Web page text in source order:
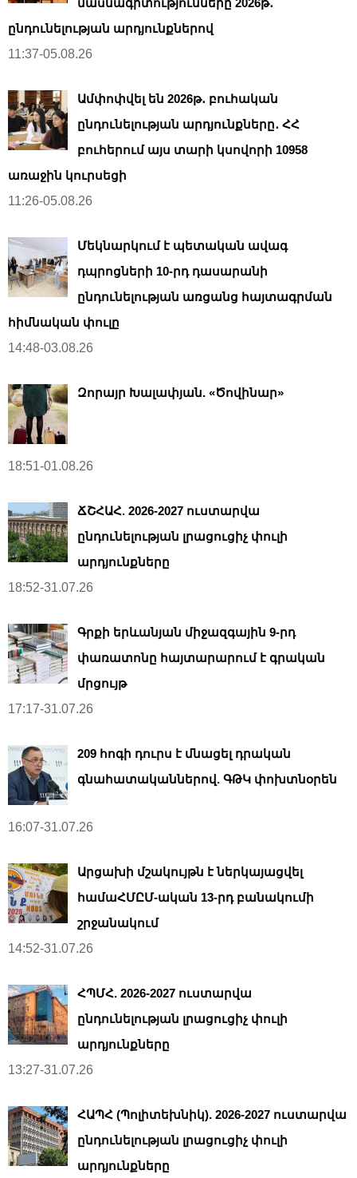
մասնագիտությունները 2026թ․
ընդունելության արդյունքներով
11:37-05.08.26
Ամփոփվել են 2026թ․ բուհական
ընդունելության արդյունքները․ ՀՀ
բուհերում այս տարի կսովորի 10958
առաջին կուրսեցի
11:26-05.08.26
Մեկնարկում է պետական ավագ
դպրոցների 10-րդ դասարանի
ընդունելության առցանց հայտագրման
հիմնական փուլը
14:48-03.08.26
Զորայր Խալափյան. «Ծովինար»
18:51-01.08.26
ՃՇՀԱՀ. 2026-2027 ուստարվա
ընդունելության լրացուցիչ փուլի
արդյունքները
18:52-31.07.26
Գրքի երևանյան միջազգային 9-րդ
փառատոնը հայտարարում է գրական
մրցույթ
17:17-31.07.26
209 հոգի դուրս է մնացել դրական
գնահատականներով. ԳԹԿ փոխտնօրեն
16:07-31.07.26
Արցախի մշակույթն է ներկայացվել
համաՀՄԸՄ-ական 13-րդ բանակումի
շրջանակում
14:52-31.07.26
ՀՊՄՀ. 2026-2027 ուստարվա
ընդունելության լրացուցիչ փուլի
արդյունքները
13:27-31.07.26
ՀԱՊՀ (Պոլիտեխնիկ). 2026-2027 ուստարվա
ընդունելության լրացուցիչ փուլի
արդյունքները